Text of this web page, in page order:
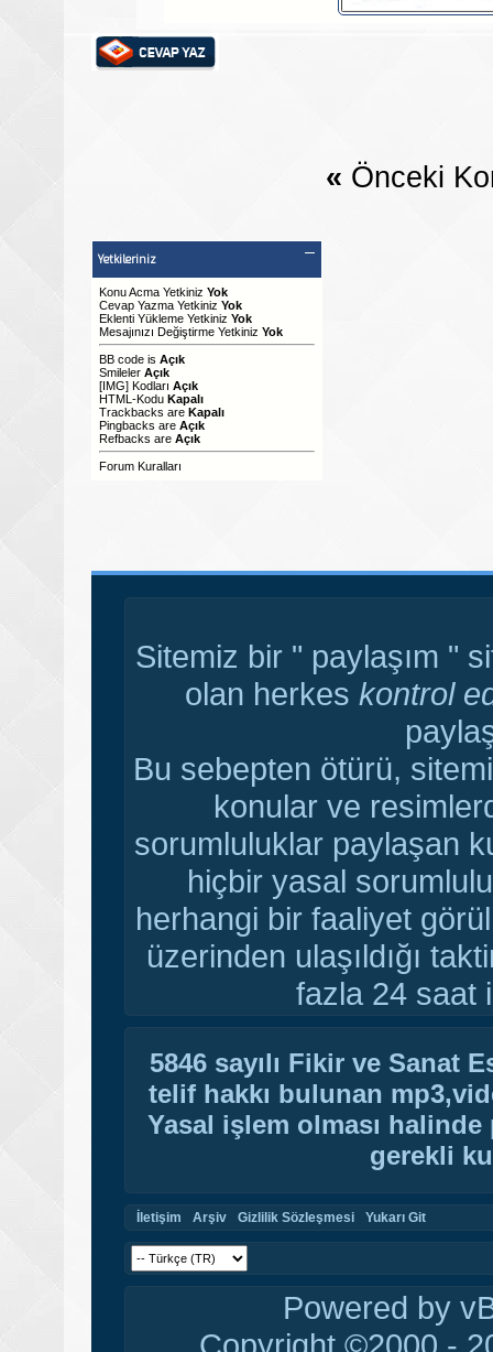
« Önceki
Yetkileriniz
Konu Acma Yetkiniz Yok
Cevap Yazma Yetkiniz Yok
Eklenti Yükleme Yetkiniz Yok
Mesajınızı Değiştirme Yetkiniz Yok
BB code is Açık
Smileler Açık
[IMG] Kodları Açık
HTML-Kodu Kapalı
Trackbacks are Kapalı
Pingbacks are Açık
Refbacks are Açık
Forum Kuralları
Sitemiz bir " paylaşım "
olan herkes kontrol
Bu sebepten ötürü,
konular ve
sorumluluklar paylaşan
hiçbir yasal
herhangi bir faaliyet
üzerinden ulaşıldığı
fazla 24 saat
5846 sayılı Fikir ve Sanat
telif hakkı bulunan
Yasal işlem olması
gerekli
İletişim Arşiv Gizlilik Sözleşmesi Yukarı Git
Powered by